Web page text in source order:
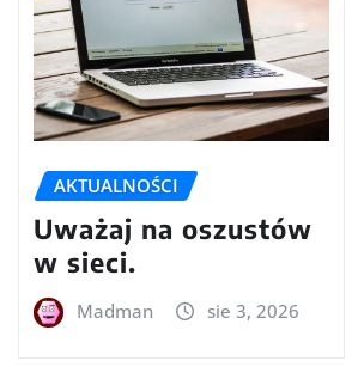
AKTUALNOŚCI
Uważaj na oszustów
w sieci.
Madman sie 3, 2026